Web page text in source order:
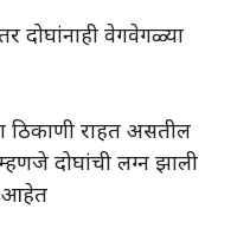
दोघांनाही वेगवेगळ्या
ठिकाणी राहत असतील
दोघांची लग्न झाली
आहेत